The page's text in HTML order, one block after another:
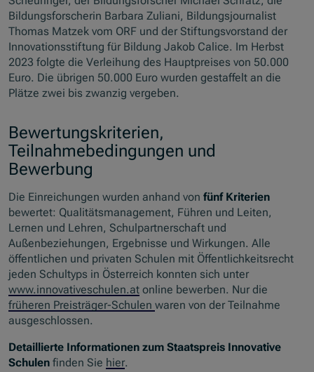
Bildungsforscherin Barbara Zuliani, Bildungsjournalist
Thomas Matzek vom ORF und der Stiftungsvorstand der
Innovationsstiftung für Bildung Jakob Calice. Im Herbst
2023 folgte die Verleihung des Hauptpreises von 50.000
Euro. Die übrigen 50.000 Euro wurden gestaffelt an die
Plätze zwei bis zwanzig vergeben.
Bewertungskriterien,
Teilnahmebedingungen und
Bewerbung
Die Einreichungen wurden anhand vonfünf Kriterien
bewertet: Qualitätsmanagement, Führen und Leiten,
Lernen und Lehren, Schulpartnerschaft und
Außenbeziehungen, Ergebnisse und Wirkungen. Alle
öffentlichen und privaten Schulen mit Öffentlichkeitsrecht
jeden Schultyps in Österreich konnten sich unter
www.innovativeschulen.at online bewerben. Nur die
früheren Preisträger-Schulenwaren von der Teilnahme
ausgeschlossen.
Detaillierte Informationen zum Staatspreis Innovative
Schulen finden Sie hier.